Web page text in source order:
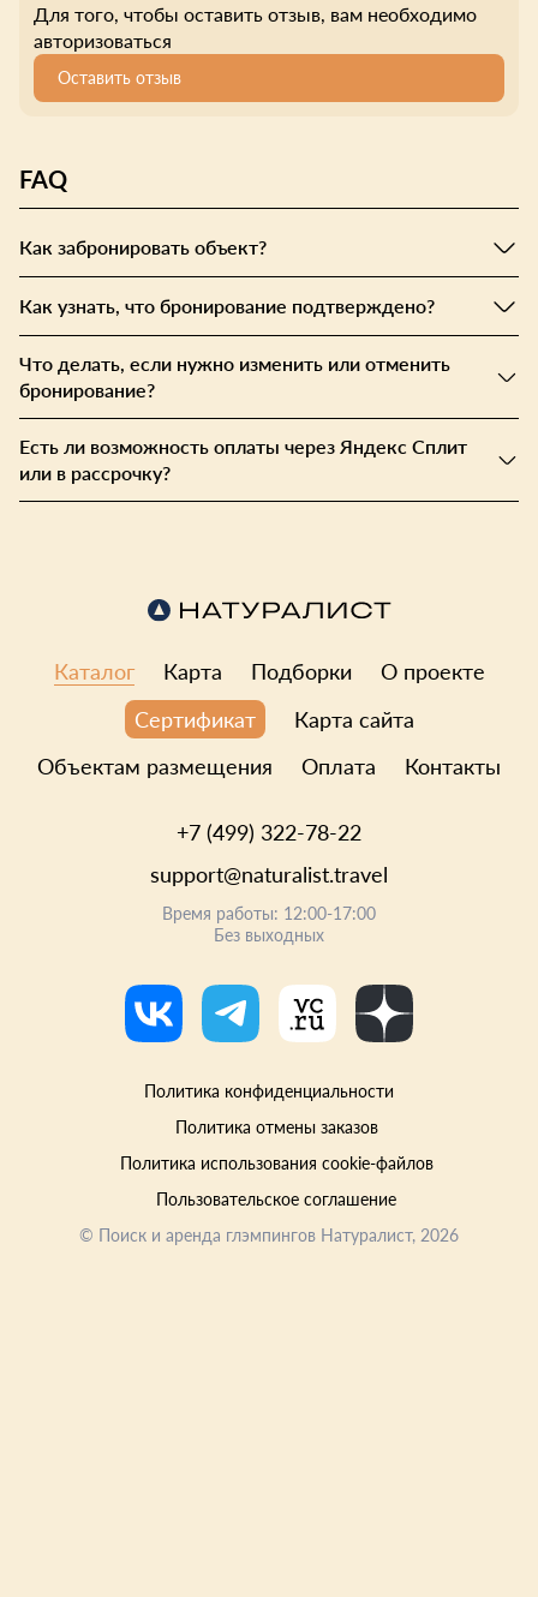
Для того, чтобы оставить отзыв, вам необходимо
авторизоваться
Оставить отзыв
FAQ
Как забронировать объект?
Как узнать, что бронирование подтверждено?
Что делать, если нужно изменить или отменить
бронирование?
Есть ли возможность оплаты через Яндекс Сплит
или в рассрочку?
Каталог Карта Подборки
О проекте
Сертификат
Карта сайта
Объектам размещения
Оплата Контакты
+7 (499) 322-78-22
support@naturalist.travel
Время работы: 12:00-17:00
Без выходных
Политика конфиденциальности
Политика отмены заказов
Политика использования cookie-файлов
Пользовательское соглашение
© Поиск и аренда глэмпингов Натуралист, 2026